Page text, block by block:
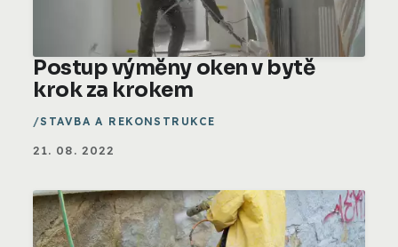
Postup výměny oken v bytě
krok za krokem
STAVBA A REKONSTRUKCE
21. 08. 2022